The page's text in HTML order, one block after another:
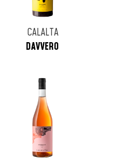
CALALTA
DAVVERO